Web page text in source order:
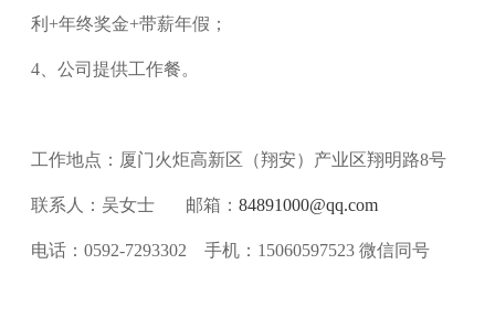
利+年终奖金+带薪年假 ；
4、 公司提供工作餐。
工作地点：厦门火炬高新区（翔安）产业区翔明路8号
联系人： 吴女士 邮箱： 84891000@qq.com
电话： 0592-7293302 手机：15060597523 微信同号